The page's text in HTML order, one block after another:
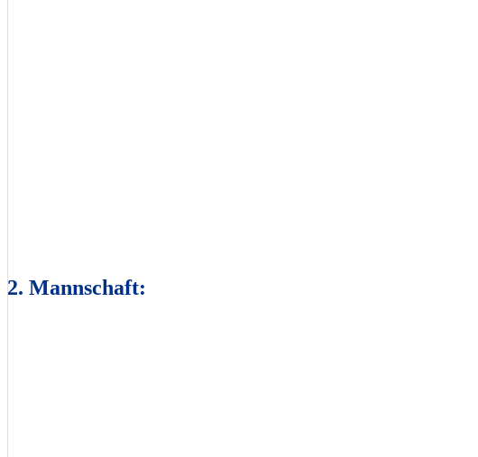
2. Mannschaft: